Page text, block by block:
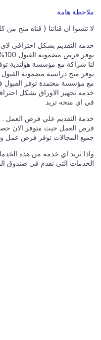
ملاحظة هامة
لا تنسوا ان قناتنا ( قناه منح
خدمه التقديم بشكل احترافي
لنا شراكة مع مؤسسة هولندية
مع مؤسسة معتمدة توفر القبول
خدمه تجهيز الاوراق بشكل
في اي منحه تريد
خدمة التقديم علي فرص
جميع المجالات توفر فرص عمل
واذا تريد اي خدمه من هذه
الخدمات التي نقدم في صندوق